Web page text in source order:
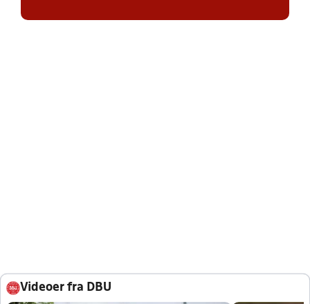
Videoer fra DBU